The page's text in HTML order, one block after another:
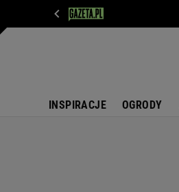
INSPIRACJE OGRODY